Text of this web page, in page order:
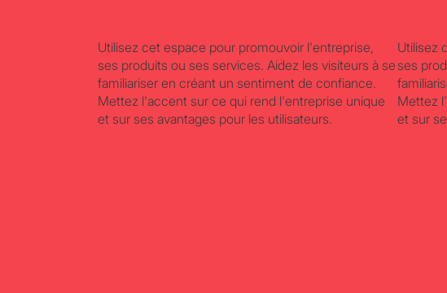
Utilisez cet espace pour promouvoir l'entreprise,
ses produits ou ses services. Aidez les visiteurs à se
familiariser en créant un sentiment de confiance.
Mettez l'accent sur ce qui rend l'entreprise unique
et sur ses avantages pour les utilisateurs.
Utilisez
ses
Mettez
et sur